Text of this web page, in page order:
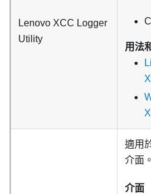
Lenovo XCC Logger
Utility
用法
適用
介面。
介面